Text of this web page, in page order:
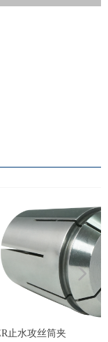
止水攻丝筒夹
넲